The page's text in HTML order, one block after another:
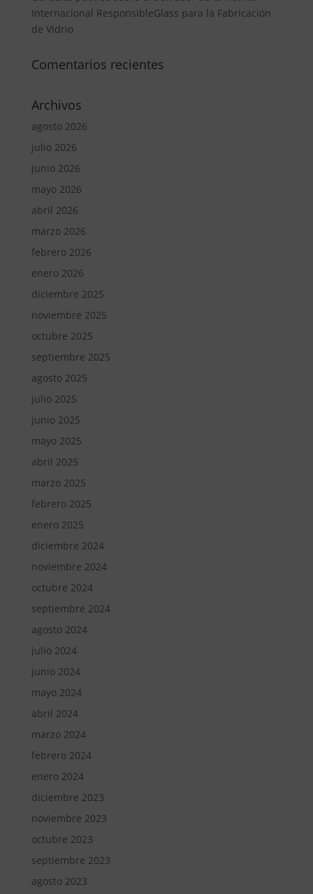
Internacional ResponsibleGlass para la Fabricación
de Vidrio
Comentarios recientes
Archivos
agosto 2026
julio 2026
junio 2026
mayo 2026
abril 2026
marzo 2026
febrero 2026
enero 2026
diciembre 2025
noviembre 2025
octubre 2025
septiembre 2025
agosto 2025
julio 2025
junio 2025
mayo 2025
abril 2025
marzo 2025
febrero 2025
enero 2025
diciembre 2024
noviembre 2024
octubre 2024
septiembre 2024
agosto 2024
julio 2024
junio 2024
mayo 2024
abril 2024
marzo 2024
febrero 2024
enero 2024
diciembre 2023
noviembre 2023
octubre 2023
septiembre 2023
agosto 2023